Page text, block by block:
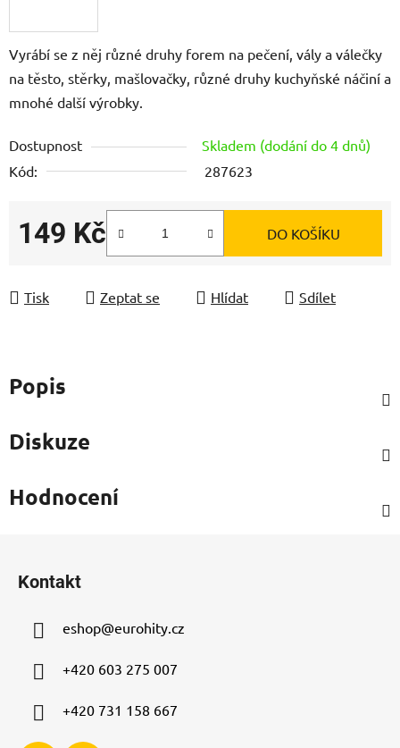
Vyrábí se z něj různé druhy forem na pečení, vály a válečky
na těsto, stěrky, mašlovačky, různé druhy kuchyňské náčiní a
mnohé další výrobky.
Dostupnost
Skladem (dodání do 4 dnů)
Kód:
287623
149 Kč DO KOŠÍKU
Tisk Zeptat se Hlídat Sdílet
Popis
Diskuze
Hodnocení
Kontakt
eshop@eurohity.cz
+420 603 275 007
+420 731 158 667